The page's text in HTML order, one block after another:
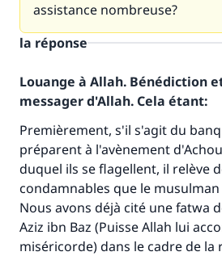
assistance nombreuse?
la réponse
Louange à Allah. Bénédiction
messager d'Allah. Cela étant:
Premièrement, s'il s'agit du
préparent à l'avènement
duquel ils se flagellent, il relève
condamnables que le
Nous avons déjà cité une fatwa
Aziz ibn Baz (Puisse Allah lui
miséricorde) dans le cadre de la